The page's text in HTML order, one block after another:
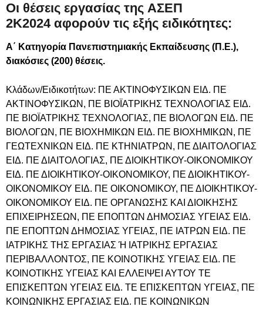
Οι θέσεις εργασίας της ΑΣΕΠ
2Κ2024 αφορούν τις εξής ειδικότητες:
Α΄ Κατηγορία Πανεπιστημιακής Εκπαίδευσης (Π.Ε.),
διακόσιες (200) θέσεις.
Κλάδων/Ειδικοτήτων: ΠΕ ΑΚΤΙΝΟΦΥΣΙΚΩΝ ΕΙΔ. ΠΕ
ΑΚΤΙΝΟΦΥΣΙΚΩΝ, ΠΕ ΒΙΟΪΑΤΡΙΚΗΣ ΤΕΧΝΟΛΟΓΙΑΣ ΕΙΔ.
ΠΕ ΒΙΟΪΑΤΡΙΚΗΣ ΤΕΧΝΟΛΟΓΙΑΣ, ΠΕ ΒΙΟΛΟΓΩΝ ΕΙΔ. ΠΕ
ΒΙΟΛΟΓΩΝ, ΠΕ ΒΙΟΧΗΜΙΚΩΝ ΕΙΔ. ΠΕ ΒΙΟΧΗΜΙΚΩΝ, ΠΕ
ΓΕΩΤΕΧΝΙΚΩΝ ΕΙΔ. ΠΕ ΚΤΗΝΙΑΤΡΩΝ, ΠΕ ΔΙΑΙΤΟΛΟΓΙΑΣ
ΕΙΔ. ΠΕ ΔΙΑΙΤΟΛΟΓΙΑΣ, ΠΕ ΔΙΟΙΚΗΤΙΚΟΥ-ΟΙΚΟΝΟΜΙΚΟΥ
ΕΙΔ. ΠΕ ΔΙΟΙΚΗΤΙΚΟΥ-ΟΙΚΟΝΟΜΙΚΟΥ, ΠΕ ΔΙΟΙΚΗΤΙΚΟΥ-
ΟΙΚΟΝΟΜΙΚΟΥ ΕΙΔ. ΠΕ ΟΙΚΟΝΟΜΙΚΟΥ, ΠΕ ΔΙΟΙΚΗΤΙΚΟΥ-
ΟΙΚΟΝΟΜΙΚΟΥ ΕΙΔ. ΠΕ ΟΡΓΑΝΩΣΗΣ ΚΑΙ ΔΙΟΙΚΗΣΗΣ
ΕΠΙΧΕΙΡΗΣΕΩΝ, ΠΕ ΕΠΟΠΤΩΝ ΔΗΜΟΣΙΑΣ ΥΓΕΙΑΣ ΕΙΔ.
ΠΕ ΕΠΟΠΤΩΝ ΔΗΜΟΣΙΑΣ ΥΓΕΙΑΣ, ΠΕ ΙΑΤΡΩΝ ΕΙΔ. ΠΕ
ΙΑΤΡΙΚΗΣ ΤΗΣ ΕΡΓΑΣΙΑΣ Ή ΙΑΤΡΙΚΗΣ ΕΡΓΑΣΙΑΣ
ΠΕΡΙΒΑΛΛΟΝΤΟΣ, ΠΕ ΚΟΙΝΟΤΙΚΗΣ ΥΓΕΙΑΣ ΕΙΔ. ΠΕ
ΚΟΙΝΟΤΙΚΗΣ ΥΓΕΙΑΣ ΚΑΙ ΕΛΛΕΙΨΕΙ ΑΥΤΟΥ ΤΕ
ΕΠΙΣΚΕΠΤΩΝ ΥΓΕΙΑΣ ΕΙΔ. ΤΕ ΕΠΙΣΚΕΠΤΩΝ ΥΓΕΙΑΣ, ΠΕ
ΚΟΙΝΩΝΙΚΗΣ ΕΡΓΑΣΙΑΣ ΕΙΔ. ΠΕ ΚΟΙΝΩΝΙΚΩΝ